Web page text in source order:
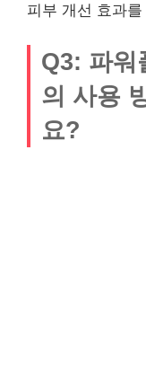
피부 개선 효과
Q3: 파워
의 사용
요?